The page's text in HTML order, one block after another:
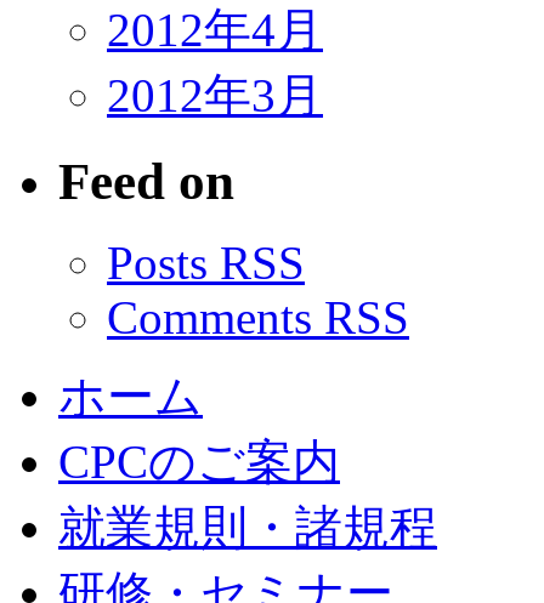
2012年4月
2012年3月
Feed on
Posts RSS
Comments RSS
ホーム
CPCのご案内
就業規則・諸規程